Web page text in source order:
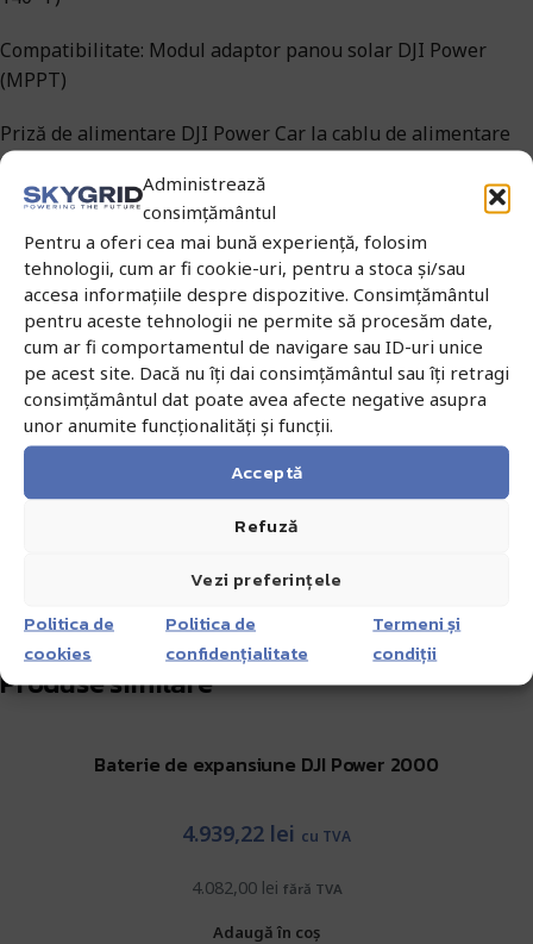
Administrează
consimțământul
Pentru a oferi cea mai bună experiență, folosim
tehnologii, cum ar fi cookie-uri, pentru a stoca și/sau
accesa informațiile despre dispozitive. Consimțământul
pentru aceste tehnologii ne permite să procesăm date,
cum ar fi comportamentul de navigare sau ID-uri unice
pe acest site. Dacă nu îți dai consimțământul sau îți retragi
consimțământul dat poate avea afecte negative asupra
unor anumite funcționalități și funcții.
Acceptă
Refuză
Vezi preferințele
Politica de
cookies
Politica de
confidențialitate
Termeni și
condiții
Compatibilitate: Modul adaptor panou solar DJI Power
(MPPT)
Priză de alimentare DJI Power Car la cablu de alimentare
SDC (12V/24V)
Ce spun clienții noștri
General Topo West

Finalizarea cu succes a lucrărilor de topografie de mare
anvergură nu ar fi fost la fel de ușor de realizat fără ajutorul
dronei DJI Mavic 3 Enteprise și DJI Matrice 300 RTK și al
camerei DJI Zenmuse P1, L1 și s canner-ului SLAM CHCNAV
Produse similare
Baterie de expansiune DJI Power 2000
4.082,00 lei fără TVA
4.939,22 lei cu TVA
Adaugă în coș